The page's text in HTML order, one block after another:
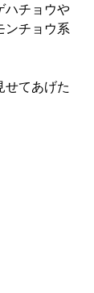
ハチョウや
ンチョウ系
せてあげた